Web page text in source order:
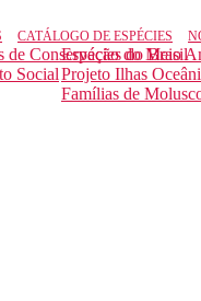
de Conservação do Meio
Social
CATÁLOGO DE ESPÉCIES
Espécies do Brasil
Projeto Ilhas
Famílias de